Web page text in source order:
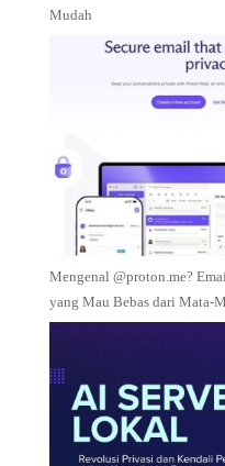
Mudah
Mengenal @proton.me?
yang Mau Bebas dari Mata-